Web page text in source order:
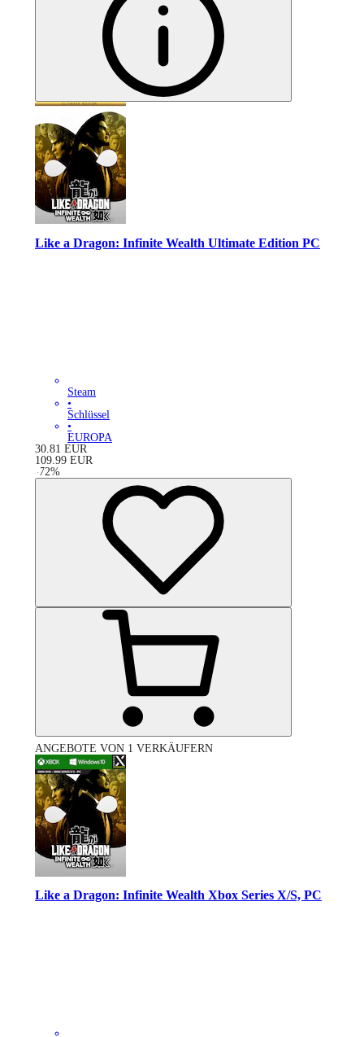
Like a Dragon: Infinite Wealth Ultimate Edition PC
Steam
•
Schlüssel
•
EUROPA
30.81 EUR
109.99 EUR
-72%
ANGEBOTE VON 1 VERKÄUFERN
Like a Dragon: Infinite Wealth Xbox Series X/S, PC